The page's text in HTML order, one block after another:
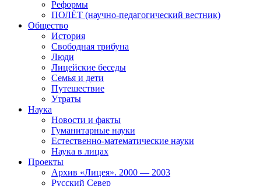
Реформы
ПОЛЁТ (научно-педагогический вестник)
Общество
История
Свободная трибуна
Люди
Лицейские беседы
Семья и дети
Путешествие
Утраты
Наука
Новости и факты
Гуманитарные науки
Естественно-математические науки
Наука в лицах
Проекты
Архив «Лицея». 2000 — 2003
Русский Север